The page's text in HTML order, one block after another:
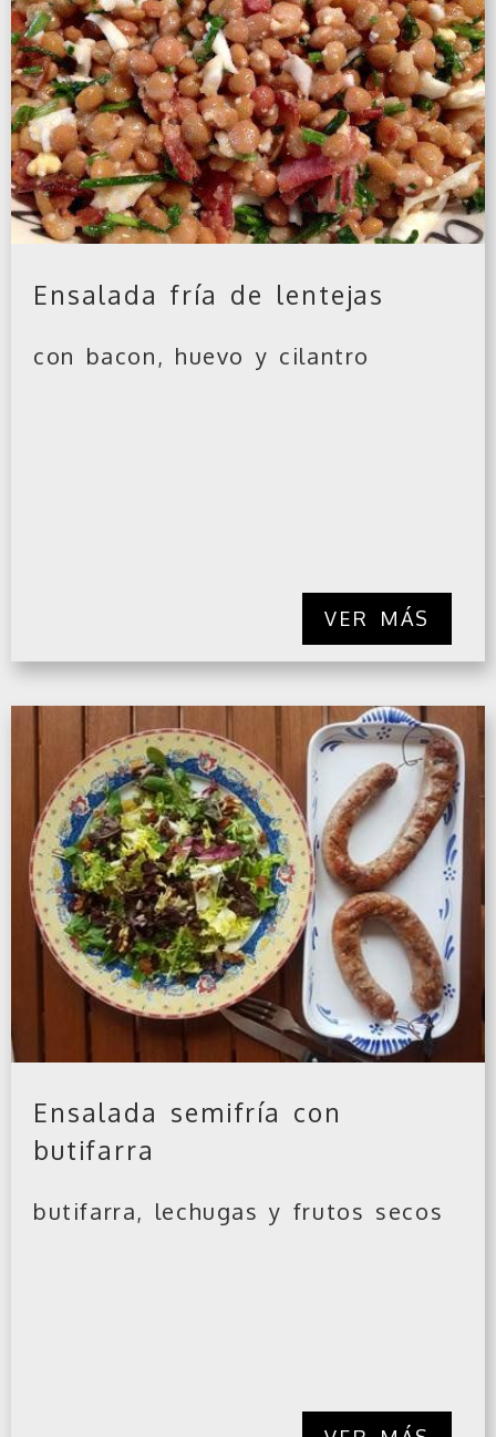
Ensalada fría de lentejas
con bacon, huevo y cilantro
VER MÁS
Ensalada semifría con
butifarra
butifarra, lechugas y frutos secos
VER MÁS